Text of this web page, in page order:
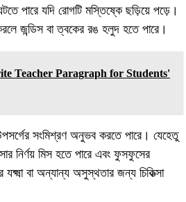
পারে যদি রোগটি মস্তিষ্কে ছড়িয়ে পড়ে।
জন্ডিস বা ত্বকের রঙ হলুদ হতে পারে।
Teacher Paragraph for Students'
সংমিশ্রণ অনুভব করতে পারে। যেহেতু
নির্ণয় মিস হতে পারে এবং ফুসফুসের
যক্ষ্মা বা অন্যান্য অসুস্থতার জন্য চিকিত্সা